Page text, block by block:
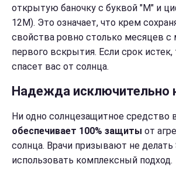
открытую баночку с буквой "М" и
12M). Это означает, что крем
свойства ровно столько месяцев с
первого вскрытия. Если срок
спасет вас от солнца.
Надежда исключительно
Ни одно солнцезащитное средство
обеспечивает 100% защиты от
солнца. Врачи призывают не делать
использовать комплексный подход.